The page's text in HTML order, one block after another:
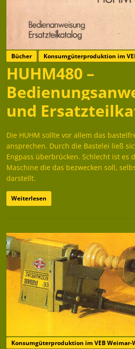
Bücher Konsumgüterproduktion im
HUHM480 –
und
Die HUHM sollte vor allem das
ansprechen. Durch die Bastelei ließ
Engpass überbrücken. Schlecht ist es
Maschine die das bezwecken soll,
darstellt.
Weiterlesen
Konsumgüterproduktion im VEB Weimar-